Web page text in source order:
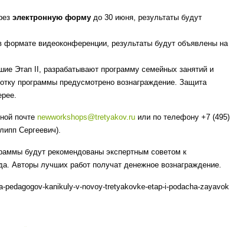
электронную форму до 30 июня, результаты будут
видеоконференции, результаты будут объявлены на
Этап II, разрабатывают программу семейных занятий и
программы предусмотрено вознаграждение. Защита
почте newworkshops@tretyakov.ru или по телефону +7 (495)
Сергеевич).
будут рекомендованы экспертным советом к
Авторы лучших работ получат денежное вознаграждение.
kanikuly-v-novoy-tretyakovke-etap-i-podacha-zayavok